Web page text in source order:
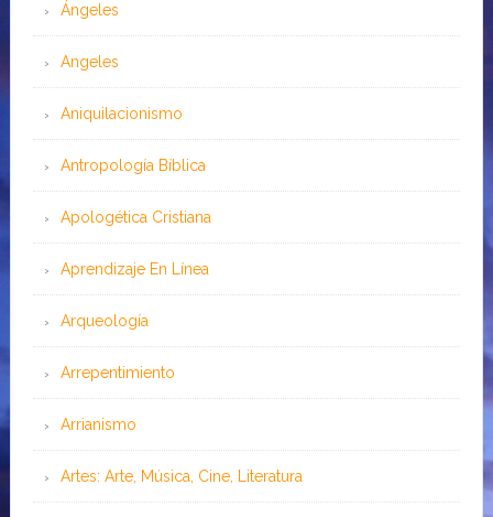
Ángeles
Angeles
Aniquilacionismo
Antropología Bíblica
Apologética Cristiana
Aprendizaje En Línea
Arqueología
Arrepentimiento
Arrianismo
Artes: Arte, Música, Cine, Literatura